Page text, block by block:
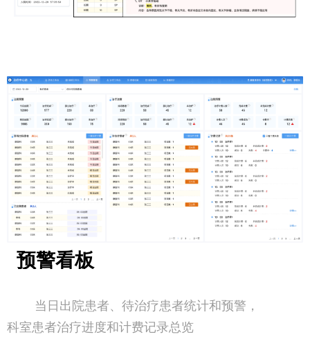
当日出院患者、待治疗患者统计和预警，
科室患者治疗进度和计费记录总览
预警看板